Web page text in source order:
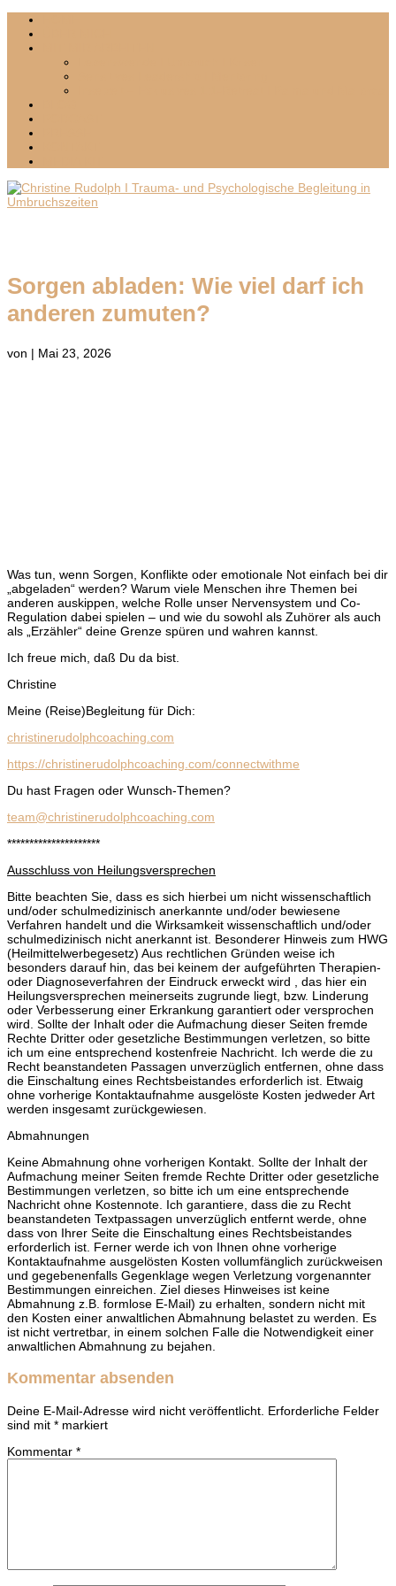
Sorgen abladen: Wie viel darf ich
anderen zumuten?
von | Mai 23, 2026
Was tun, wenn Sorgen, Konflikte oder emotionale Not einfach bei dir
„abgeladen“ werden? Warum viele Menschen ihre Themen bei
anderen auskippen, welche Rolle unser Nervensystem und Co-
Regulation dabei spielen – und wie du sowohl als Zuhörer als auch
als „Erzähler“ deine Grenze spüren und wahren kannst.
Ich freue mich, daß Du da bist.
Christine
Meine (Reise)Begleitung für Dich:
christinerudolphcoaching.com
https://christinerudolphcoaching.com/connectwithme
Du hast Fragen oder Wunsch-Themen?
team@christinerudolphcoaching.com
*********************
Ausschluss von Heilungsversprechen
Bitte beachten Sie, dass es sich hierbei um nicht wissenschaftlich
und/oder schulmedizinisch anerkannte und/oder bewiesene
Verfahren handelt und die Wirksamkeit wissenschaftlich und/oder
schulmedizinisch nicht anerkannt ist. Besonderer Hinweis zum HWG
(Heilmittelwerbegesetz) Aus rechtlichen Gründen weise ich
besonders darauf hin, das bei keinem der aufgeführten Therapien-
oder Diagnoseverfahren der Eindruck erweckt wird , das hier ein
Heilungsversprechen meinerseits zugrunde liegt, bzw. Linderung
oder Verbesserung einer Erkrankung garantiert oder versprochen
wird. Sollte der Inhalt oder die Aufmachung dieser Seiten fremde
Rechte Dritter oder gesetzliche Bestimmungen verletzen, so bitte
ich um eine entsprechend kostenfreie Nachricht. Ich werde die zu
Recht beanstandeten Passagen unverzüglich entfernen, ohne dass
die Einschaltung eines Rechtsbeistandes erforderlich ist. Etwaig
ohne vorherige Kontaktaufnahme ausgelöste Kosten jedweder Art
werden insgesamt zurückgewiesen.
Abmahnungen
Keine Abmahnung ohne vorherigen Kontakt. Sollte der Inhalt der
Aufmachung meiner Seiten fremde Rechte Dritter oder gesetzliche
Bestimmungen verletzen, so bitte ich um eine entsprechende
Nachricht ohne Kostennote. Ich garantiere, dass die zu Recht
beanstandeten Textpassagen unverzüglich entfernt werde, ohne
dass von Ihrer Seite die Einschaltung eines Rechtsbeistandes
erforderlich ist. Ferner werde ich von Ihnen ohne vorherige
Kontaktaufnahme ausgelösten Kosten vollumfänglich zurückweisen
und gegebenenfalls Gegenklage wegen Verletzung vorgenannter
Bestimmungen einreichen. Ziel dieses Hinweises ist keine
Abmahnung z.B. formlose E-Mail) zu erhalten, sondern nicht mit
den Kosten einer anwaltlichen Abmahnung belastet zu werden. Es
ist nicht vertretbar, in einem solchen Falle die Notwendigkeit einer
anwaltlichen Abmahnung zu bejahen.
Kommentar absenden
Deine E-Mail-Adresse wird nicht veröffentlicht. Erforderliche Felder
sind mit * markiert
Kommentar *